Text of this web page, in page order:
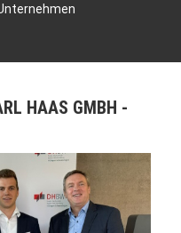
HAAS GMBH